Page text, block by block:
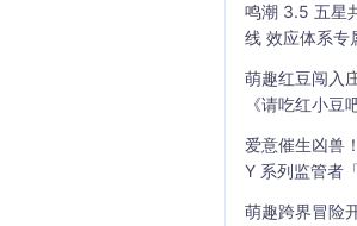
鸣潮 3.5 五星
线 效应体系专
萌趣红豆闯入
《请吃红小豆
爱意催生凶兽
Y 系列监管者
萌趣跨界冒险